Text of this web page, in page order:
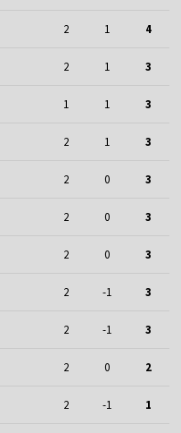
2 1 4
2 1 3
1 1 3
2 1 3
2 0 3
2 0 3
2 0 3
2 -1 3
2 -1 3
2 0 2
2 -1 1